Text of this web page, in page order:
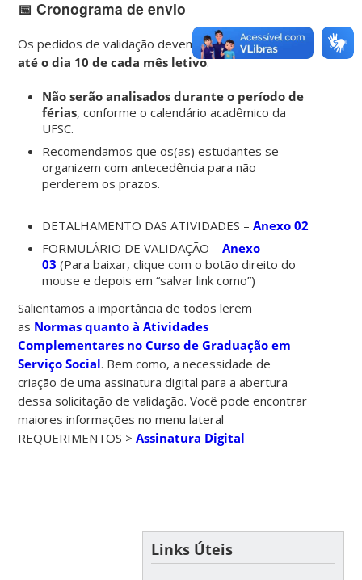
📅Cronograma de envio
Os pedidos de validação devem ser encaminhados
até o dia 10 de cada mês letivo.
Não serão analisados durante o período de
férias, conforme o calendário acadêmico da
UFSC.
Recomendamos que os(as) estudantes se
organizem com antecedência para não
perderem os prazos.
DETALHAMENTO DAS ATIVIDADES –Anexo 02
FORMULÁRIO DE VALIDAÇÃO – Anexo
03 (Para baixar, clique com o botão direito do
mouse e depois em “salvar link como”)
Salientamos a importância de todos lerem
as Normas quanto à Atividades
Complementares no Curso de Graduação em
Serviço Social. Bem como, a necessidade de
criação de uma assinatura digital para a abertura
dessa solicitação de validação. Você pode encontrar
maiores informações no menu lateral
REQUERIMENTOS >Assinatura Digital
Links Úteis